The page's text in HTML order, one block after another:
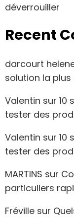
déverrouiller
Recent
darcourt
solution la
Valentin sur 10
tester des
Valentin sur 10
tester des
MARTINS sur
particuliers
Fréville sur